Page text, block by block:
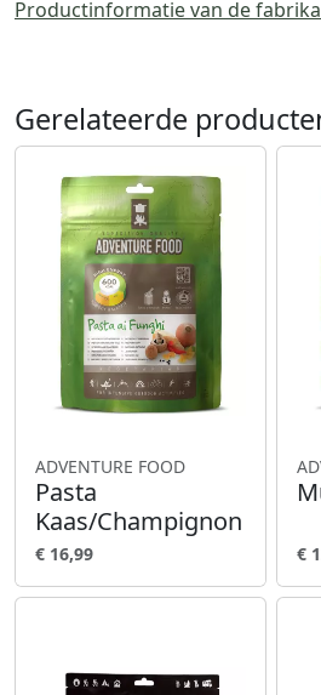
Productinformatie van de
Gerelateerde
ADVENTURE FOOD
Pasta
Kaas/Champignon
€ 16,99 €